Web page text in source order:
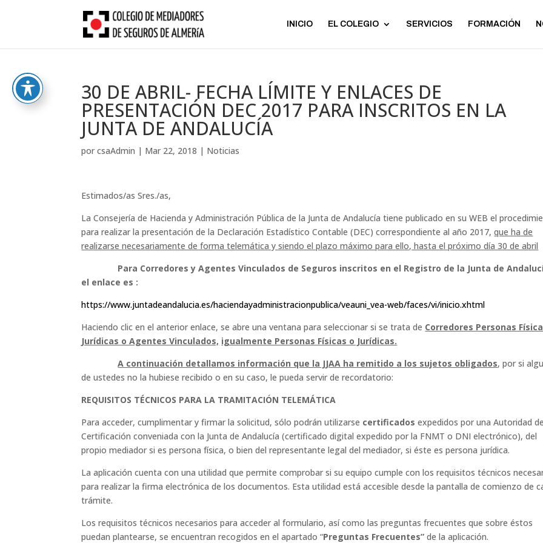
INICIO EL COLEGIO SERVICIOS FORMACIÓN
30 DE ABRIL- FECHA LÍMITE Y ENLACES DE
PRESENTACIÓN DEC 2017 PARA INSCRITOS EN LA
JUNTA DE ANDALUCÍA
porcsaAdmin | Mar 22, 2018 | Noticias
Estimados/as Sres./as,
La Consejería de Hacienda y Administración Pública de la Junta de Andalucía tiene publicado en su WEB el
para realizar la presentación de la Declaración Estadístico Contable (DEC) correspondiente al año 2017,que ha de
realizarse necesariamente de forma telemática y siendo el plazo máximo para ello, hasta el próximo día 30 de abril
Para Corredores y Agentes Vinculados de Seguros inscritos en el Registro de la Junta de
el enlace es :
https://www.juntadeandalucia.es/haciendayadministracionpublica/veauni_vea-web/faces/vi/inicio.xhtml
Haciendo clic en el anterior enlace, se abre una ventana para seleccionar si se trata de Corredores Personas
Jurídicas o Agentes Vinculados, igualmente Personas Físicas o Jurídicas.
A continuación detallamos información que la JJAA ha remitido a los sujetos obligados, por si
de ustedes no la hubiese recibido o en su caso, le pueda servir de recordatorio:
REQUISITOS TÉCNICOS PARA LA TRAMITACIÓN TELEMÁTICA
Para acceder, cumplimentar y firmar la solicitud, sólo podrán utilizarse certificadosexpedidos por una Autoridad de
Certificación conveniada con la Junta de Andalucía (certificado digital expedido por la FNMT o DNI electrónico), del
propio mediador si es persona física, o bien del representante legal del mediador, si éste es persona jurídica.
La aplicación cuenta con una utilidad que permite comprobar si su equipo cumple con los requisitos técnicos
para realizar la firma electrónica de los documentos. Esta utilidad está accesible desde la pantalla de comienzo de
trámite.
Los requisitos técnicos necesarios para acceder al formulario, así como las preguntas frecuentes que sobre éstos
puedan plantearse, se encuentran recogidos en el apartado “Preguntas Frecuentes” de la aplicación.